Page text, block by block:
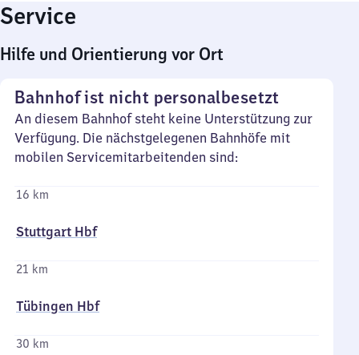
Service
Hilfe und Orientierung vor Ort
Bahnhof ist nicht personalbesetzt
An diesem Bahnhof steht keine Unterstützung zur
Verfügung. Die nächstgelegenen Bahnhöfe mit
mobilen Servicemitarbeitenden sind:
16 km
Stuttgart Hbf
21 km
Tübingen Hbf
30 km